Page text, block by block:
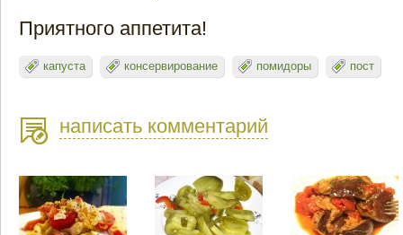
Приятного аппетита!
капуста консервирование помидоры пост
написать комментарий